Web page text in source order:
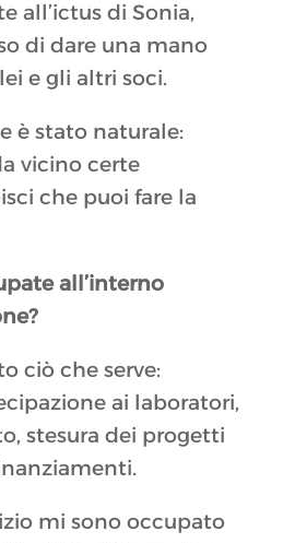
all’ictus di Sonia,
di dare una mano
e gli altri soci.
è stato naturale:
vicino certe
che puoi fare la
all’interno
ciò che serve:
ai laboratori,
stesura dei progetti
mi sono occupato